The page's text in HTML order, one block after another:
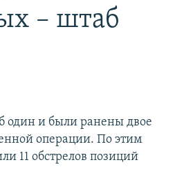
– штаб
один и были ранены двое
операции. По этим
11 обстрелов позиций